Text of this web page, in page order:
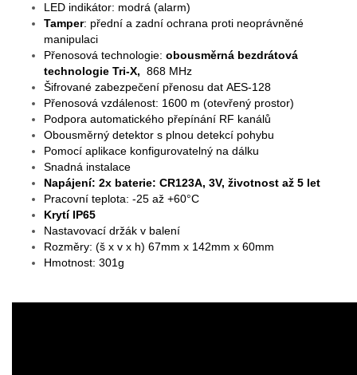
LED indikátor: modrá (alarm)
Tamper: přední a zadní ochrana proti neoprávněné
manipulaci
Přenosová technologie: obousměrná bezdrátová
technologie Tri-X, 868 MHz
Šifrované zabezpečení přenosu dat AES-128
Přenosová vzdálenost: 1600 m (otevřený prostor)
Podpora automatického přepínání RF kanálů
Obousměrný detektor s plnou detekcí pohybu
Pomocí aplikace konfigurovatelný na dálku
Snadná instalace
Napájení: 2x baterie: CR123A, 3V, životnost až 5 let
Pracovní teplota: -25 až +60°C
Krytí IP65
Nastavovací držák v balení
Rozměry: (š x v x h) 67mm x 142mm x 60mm
Hmotnost: 301g